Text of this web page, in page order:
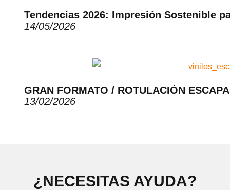
Tendencias 2026: Impresión Sostenible
14/05/2026
GRAN FORMATO / ROTULACIÓN
13/02/2026
¿NECESITAS AYUDA?